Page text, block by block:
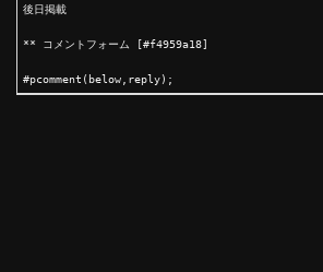
後日掲載
** コメントフォーム [#f4959a18]